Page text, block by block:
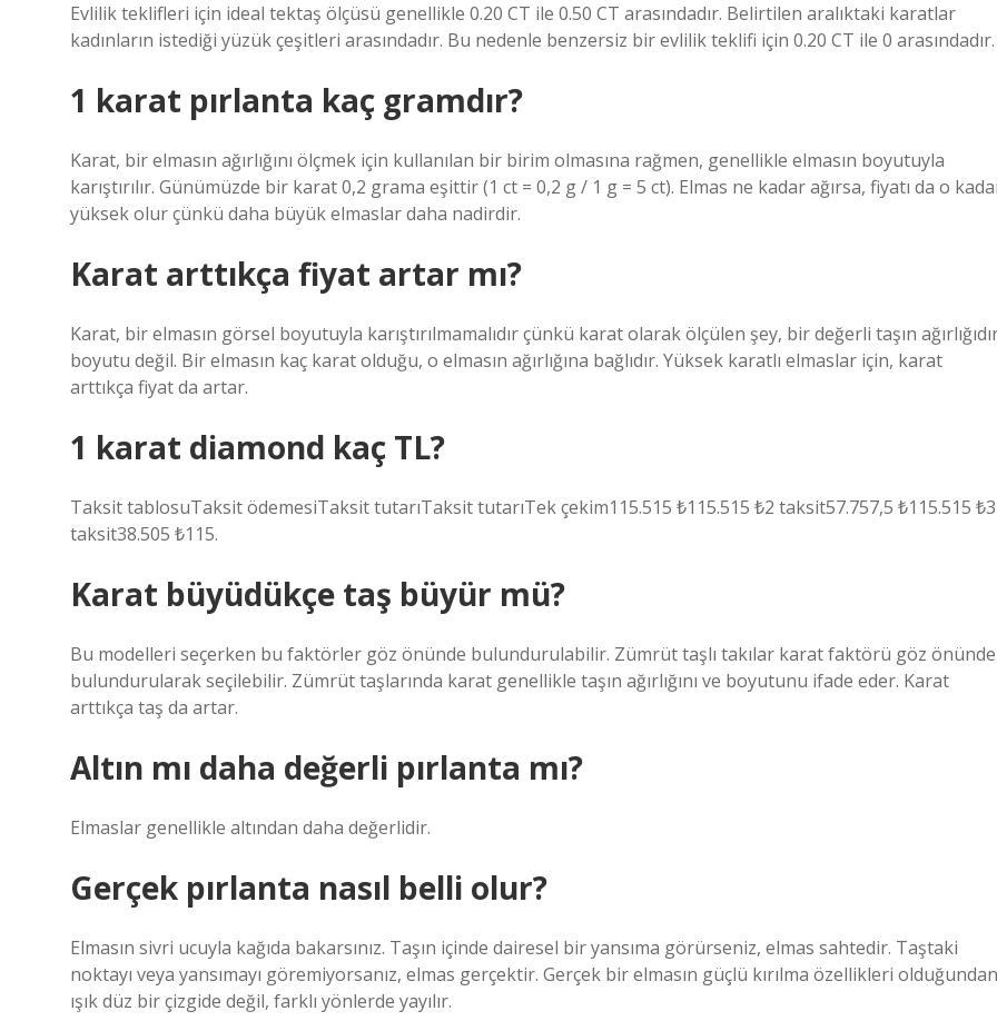
Evlilik teklifleri için ideal tektaş ölçüsü genellikle 0.20 CT ile 0.50 CT arasındadır. Belirtilen aralıktaki karatlar
kadınların istediği yüzük çeşitleri arasındadır. Bu nedenle benzersiz bir evlilik teklifi için 0.20 CT ile 0 arasındadır.
1 karat pırlanta kaç gramdır?
Karat, bir elmasın ağırlığını ölçmek için kullanılan bir birim olmasına rağmen, genellikle elmasın boyutuyla
karıştırılır. Günümüzde bir karat 0,2 grama eşittir (1 ct = 0,2 g / 1 g = 5 ct). Elmas ne kadar ağırsa, fiyatı da o
yüksek olur çünkü daha büyük elmaslar daha nadirdir.
Karat arttıkça fiyat artar mı?
Karat, bir elmasın görsel boyutuyla karıştırılmamalıdır çünkü karat olarak ölçülen şey, bir değerli taşın
boyutu değil. Bir elmasın kaç karat olduğu, o elmasın ağırlığına bağlıdır. Yüksek karatlı elmaslar için, karat
arttıkça fiyat da artar.
1 karat diamond kaç TL?
Taksit tablosuTaksit ödemesiTaksit tutarıTaksit tutarıTek çekim115.515 ₺115.515 ₺2 taksit57.757,5 ₺115.515 ₺3
taksit38.505 ₺115.
Karat büyüdükçe taş büyür mü?
Bu modelleri seçerken bu faktörler göz önünde bulundurulabilir. Zümrüt taşlı takılar karat faktörü göz önünde
bulundurularak seçilebilir. Zümrüt taşlarında karat genellikle taşın ağırlığını ve boyutunu ifade eder. Karat
arttıkça taş da artar.
Altın mı daha değerli pırlanta mı?
Elmaslar genellikle altından daha değerlidir.
Gerçek pırlanta nasıl belli olur?
Elmasın sivri ucuyla kağıda bakarsınız. Taşın içinde dairesel bir yansıma görürseniz, elmas sahtedir. Taştaki
noktayı veya yansımayı göremiyorsanız, elmas gerçektir. Gerçek bir elmasın güçlü kırılma özellikleri
ışık düz bir çizgide değil, farklı yönlerde yayılır.